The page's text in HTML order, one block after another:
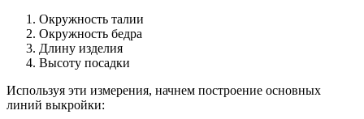
Окружность талии
Окружность бедра
Длину изделия
Высоту посадки
Используя эти измерения, начнем построение основных
линий выкройки: